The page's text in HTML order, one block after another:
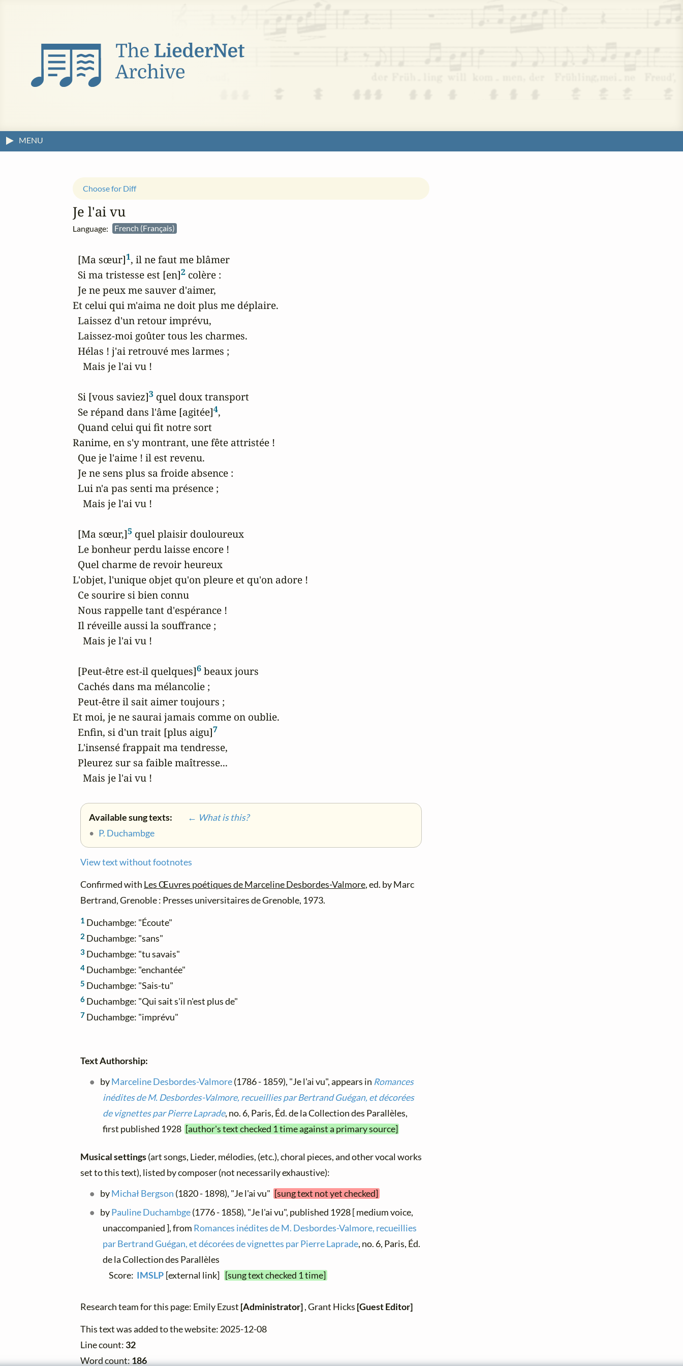
MENU
Je l'ai vu
Language: French (Français)
Choose for Diff
  [Ma sœur]
1, il ne faut me blâmer
  Si ma tristesse est [en]
2 colère :
  Je ne peux me sauver d'aimer,
Et celui qui m'aima ne doit plus me déplaire.
  Laissez d'un retour imprévu,
  Laissez-moi goûter tous les charmes.
  Hélas ! j'ai retrouvé mes larmes ;
    Mais je l'ai vu !
  Si [vous saviez]
3 quel doux transport
  Se répand dans l'âme [agitée]
4,
  Quand celui qui fit notre sort
Ranime, en s'y montrant, une fête attristée !
  Que je l'aime ! il est revenu.
  Je ne sens plus sa froide absence :
  Lui n'a pas senti ma présence ;
    Mais je l'ai vu !
  [Ma sœur,]
5 quel plaisir douloureux
  Le bonheur perdu laisse encore !
  Quel charme de revoir heureux
L'objet, l'unique objet qu'on pleure et qu'on adore !
  Ce sourire si bien connu
  Nous rappelle tant d'espérance !
  Il réveille aussi la souffrance ;
    Mais je l'ai vu !
  [Peut-être est-il quelques]
6 beaux jours
  Cachés dans ma mélancolie ;
  Peut-être il sait aimer toujours ;
Et moi, je ne saurai jamais comme on oublie.
  Enfin, si d'un trait [plus aigu]
7
  L'insensé frappait ma tendresse,
  Pleurez sur sa faible maîtresse...
    Mais je l'ai vu !
Available sung texts:
← What is this?
• P. Duchambge
View text without footnotes
Confirmed with Les Œuvres poétiques de Marceline Desbordes-Valmore, ed. by Marc
Bertrand, Grenoble : Presses universitaires de Grenoble, 1973.
1 Duchambge: "Écoute"
2 Duchambge: "sans"
3 Duchambge: "tu savais"
4 Duchambge: "enchantée"
5 Duchambge: "Sais-tu"
6 Duchambge: "Qui sait s'il n'est plus de"
7 Duchambge: "imprévu"
Text Authorship:
byMarceline Desbordes-Valmore(1786 - 1859), "Je l'ai vu", appears in Romances
inédites de M. Desbordes-Valmore, recueillies par Bertrand Guégan, et décorées
de vignettes par Pierre Laprade, no. 6, Paris, Éd. de la Collection des Parallèles,
first published 1928 [author's text checked 1 time against a primary source]
Musical settings(art songs, Lieder, mélodies, (etc.), choral pieces, and other vocal works
set to this text), listed by composer (not necessarily exhaustive):
byMichał Bergson (1820 - 1898), "Je l'ai vu" [sung text not yet checked]
byPauline Duchambge(1776 - 1858), "Je l'ai vu", published 1928 [ medium voice,
unaccompanied ], from Romances inédites de M. Desbordes-Valmore, recueillies
par Bertrand Guégan, et décorées de vignettes par Pierre Laprade, no. 6, Paris, Éd.
de la Collection des Parallèles
Score: IMSLP [external link] [sung text checked 1 time]
Research team for this page: Emily Ezust [Administrator], Grant Hicks [Guest Editor]
This text was added to the website: 2025-12-08
Line count: 32
Word count:186